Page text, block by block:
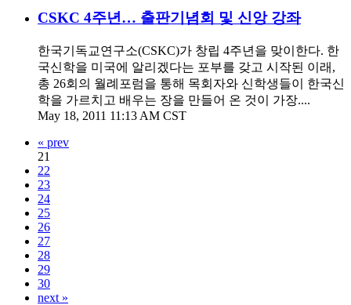
CSKC 4주년… 출판기념회 및 신앙 강좌
한국기독교연구소(CSKC)가 창립 4주년을 맞이한다. 한
국신학을 미국에 알리겠다는 포부를 갖고 시작된 이래,
총 26회의 월례포럼을 통해 목회자와 신학생들이 한국신
학을 가르치고 배우는 장을 만들어 온 것이 가장....
May 18, 2011 11:13 AM CST
« prev
21
22
23
24
25
26
27
28
29
30
next »